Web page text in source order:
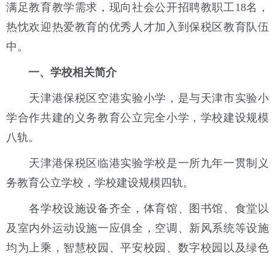
满足教育教学需求，现向社会公开招聘教职工18名，
热忱欢迎热爱教育的优秀人才加入到保税区教育队伍
中。
一、学校相关简介
天津港保税区空港实验小学，是与天津市实验小
学合作共建的义务教育公立完全小学，学校建设规模
八轨。
天津港保税区临港实验学校是一所九年一贯制义
务教育公立学校，学校建设规模四轨。
各学校设施设备齐全，体育馆、图书馆、食堂以
及室内外运动设施一应俱全，空调、新风系统等设施
均为上乘，智慧校园、平安校园、数字校园以及绿色